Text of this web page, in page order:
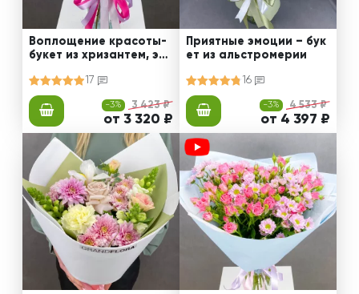
Воплощение красоты-
букет из хризантем, эус
17
-3% 3 423 ₽
от 3 320 ₽
Приятные эмоции – бук
ет из альстромерии
16
-3% 4 533 ₽
от 4 397 ₽